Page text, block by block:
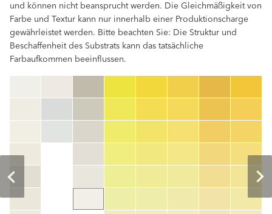
und können nicht beansprucht werden. Die Gleichmäßigkeit von
Farbe und Textur kann nur innerhalb einer Produktionscharge
gewährleistet werden. Bitte beachten Sie: Die Struktur und
Beschaffenheit des Substrats kann das tatsächliche
Farbaufkommen beeinflussen.
Farbnummer